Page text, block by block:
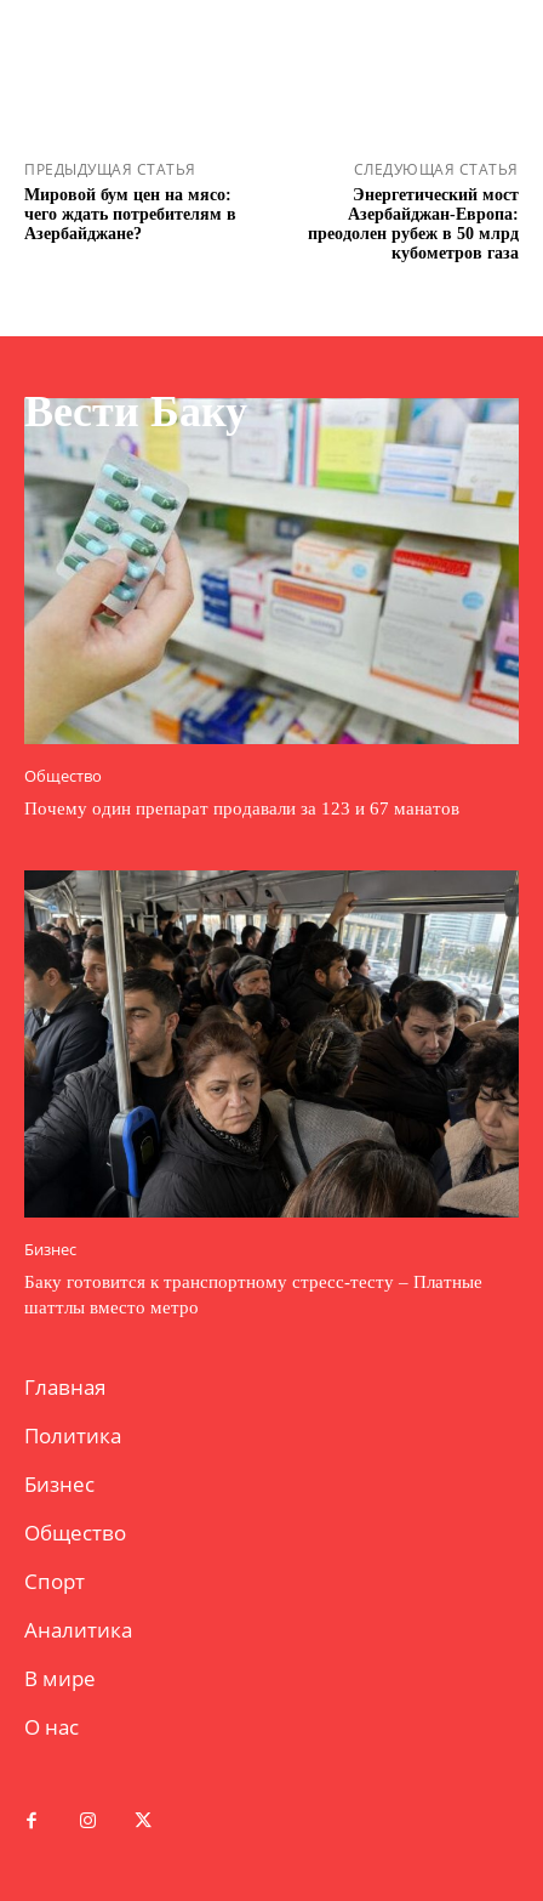
ПРЕДЫДУЩАЯ СТАТЬЯ
Мировой бум цен на мясо:
чего ждать потребителям в
Азербайджане?
СЛЕДУЮЩАЯ СТАТЬЯ
Энергетический мост
Азербайджан-Европа:
преодолен рубеж в 50 млрд
кубометров газа
Вести Баку
Общество
Почему один препарат продавали за 123 и 67 манатов
Бизнес
Баку готовится к транспортному стресс-тесту – Платные
шаттлы вместо метро
Главная
Политика
Бизнес
Общество
Спорт
Аналитика
В мире
О нас